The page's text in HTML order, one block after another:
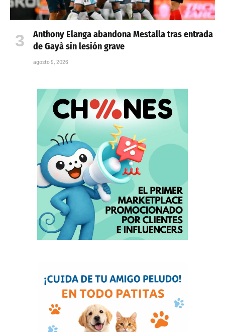
Anthony Elanga abandona Mestalla tras entrada
de Gayà sin lesión grave
agosto 9, 2026